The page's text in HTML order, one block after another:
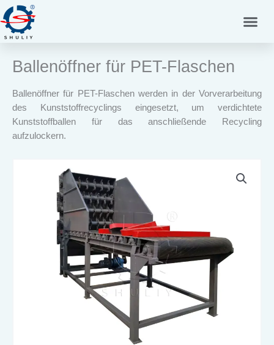
Zum
Inhalt
springen
Ballenöffner für PET-Flaschen
Ballenöffner für PET-Flaschen werden in der Vorverarbeitung
des Kunststoffrecyclings eingesetzt, um verdichtete
Kunststoffballen für das anschließende Recycling
aufzulockern.